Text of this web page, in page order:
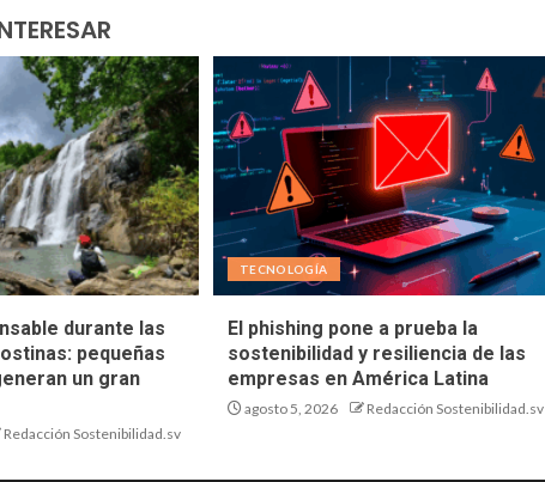
durante las
pequeñas
un gran
Redacción Sostenibilidad.sv
TECNOLOGÍA
El phishing pone a prueba la
sostenibilidad y resiliencia de las
empresas en América Latina
agosto 5, 2026 Redacción Sostenibilidad.sv